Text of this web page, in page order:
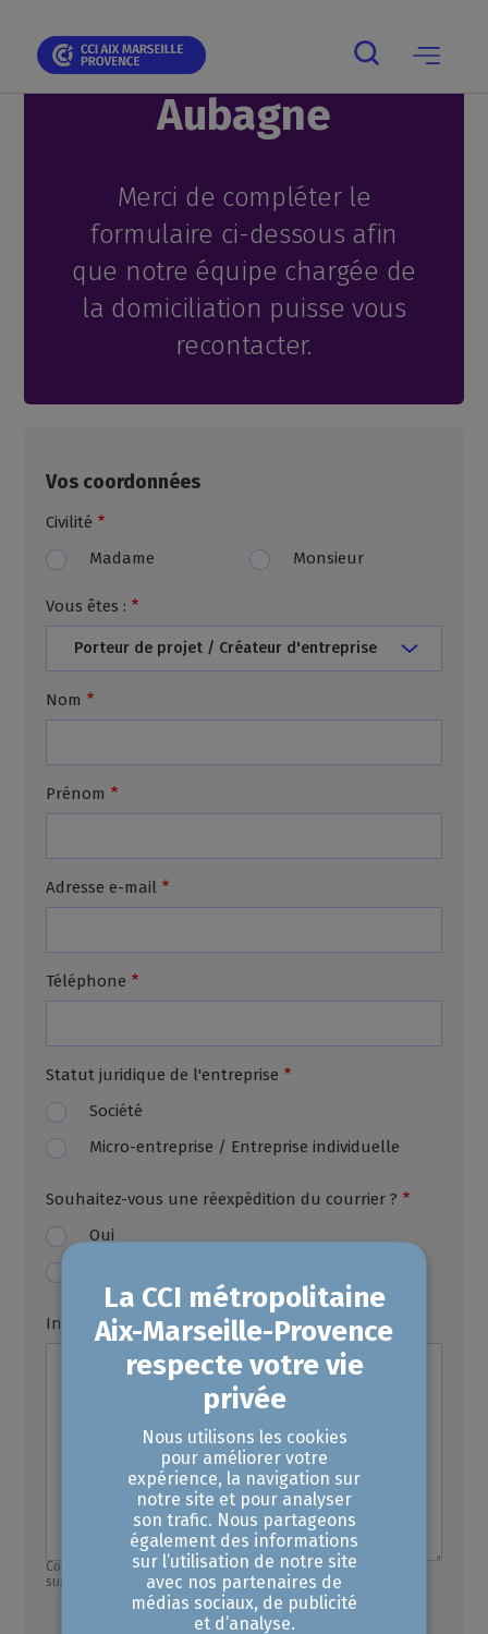
navigation
navigation
principal
entreprise à
Aubagne
Merci de compléter le
formulaire ci-dessous afin
que notre équipe chargée de
la domiciliation puisse vous
recontacter.
Vos coordonnées
Civilité
Madame
Monsieur
Vous êtes :
Nom
Prénom
Adresse e-mail
Téléphone
Statut juridique de l'entreprise
Société
Micro-entreprise / Entreprise individuelle
Souhaitez-vous une réexpédition du courrier ?
Oui
Information supplémentaires
Complétez ce champ si vous avez des informations
supplémentaires à nous transmettre.
Nous utilisons les cookies
pour améliorer votre
expérience, la navigation sur
notre site et pour analyser
son trafic. Nous partageons
également des informations
sur l’utilisation de notre site
avec nos partenaires de
médias sociaux, de publicité
et d’analyse.